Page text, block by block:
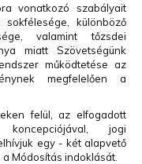
vonatkozó szabályait
különböző
valamint tőzsdei
miatt Szövetségünk
működtetése az
megfelelően a
felül, az elfogadott
jogi
egy - két alapvető
Módosítás indoklását.